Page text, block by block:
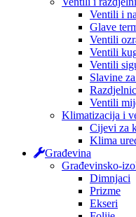
Ventili i
Glave
Ventili
Ventili
Ventili
Slavine
Ventili
Klimatizacija i
Cijevi za
Klima
Građevina
Građevinsko-
Dimnjaci
Prizme
Ekseri